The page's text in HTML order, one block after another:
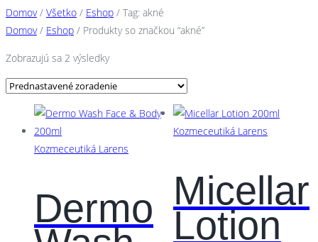
Domov/ Všetko / Eshop / Tag: akné
Domov/ Eshop / Produkty so značkou “akné”
Zobrazujú sa 2 výsledky
Kozmeceutiká Larens
Dermo
Kozmeceutiká Larens
Micellar
Lotion